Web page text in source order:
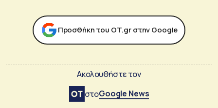
Προσθήκη του ΟΤ.gr στην Google
Ακολουθήστε τον
στοGoogle News